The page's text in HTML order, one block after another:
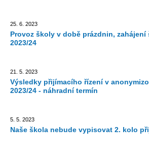
25. 6. 2023
Provoz školy v době prázdnin,
2023/24
21. 5. 2023
Výsledky přijímacího řízení v
2023/24 - náhradní termín
5. 5. 2023
Naše škola nebude vypisovat 2. kolo